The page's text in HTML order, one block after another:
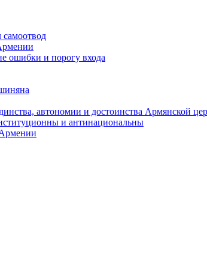
ошибки и порогу входа
автономии и достоинства Армянской
и антинациональны